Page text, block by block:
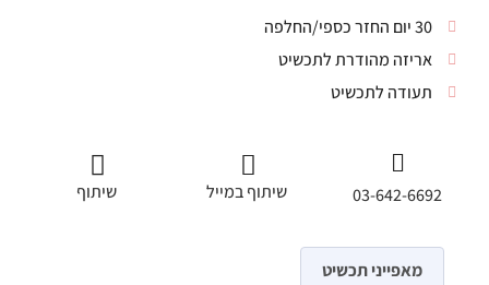
30 יום החזר כספי/החלפה
אריזה מהודרת לתכשיט
תעודה לתכשיט
03-642-6692 שיתוף במייל שיתוף
מאפייני תכשיט